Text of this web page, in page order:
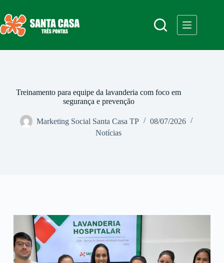
Treinamento para equipe da lavanderia com foco em
segurança e prevenção
Marketing Social Santa Casa TP
08/07/2026
Notícias